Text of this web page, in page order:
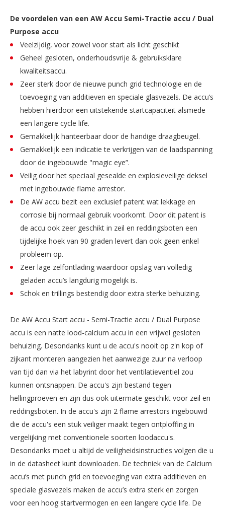
De voordelen van een AW Accu Semi-Tractie accu / Dual
Purpose accu
Veelzijdig, voor zowel voor start als licht geschikt
Geheel gesloten, onderhoudsvrije & gebruiksklare
kwaliteitsaccu.
Zeer sterk door de nieuwe punch grid technologie en de
toevoeging van additieven en speciale glasvezels. De accu’s
hebben hierdoor een uitstekende startcapaciteit alsmede
een langere cycle life.
Gemakkelijk hanteerbaar door de handige draagbeugel.
Gemakkelijk een indicatie te verkrijgen van de laadspanning
door de ingebouwde "magic eye”.
Veilig door het speciaal gesealde en explosieveilige deksel
met ingebouwde flame arrestor.
De AW accu bezit een exclusief patent wat lekkage en
corrosie bij normaal gebruik voorkomt. Door dit patent is
de accu ook zeer geschikt in zeil en reddingsboten een
tijdelijke hoek van 90 graden levert dan ook geen enkel
probleem op.
Zeer lage zelfontlading waardoor opslag van volledig
geladen accu’s langdurig mogelijk is.
Schok en trillings bestendig door extra sterke behuizing.
De AW Accu Start accu - Semi-Tractie accu / Dual Purpose
accu is een natte lood-calcium accu in een vrijwel gesloten
behuizing. Desondanks kunt u de accu's nooit op z'n kop of
zijkant monteren aangezien het aanwezige zuur na verloop
van tijd dan via het labyrint door het ventilatieventiel zou
kunnen ontsnappen. De accu's zijn bestand tegen
hellingproeven en zijn dus ook uitermate geschikt voor zeil en
reddingsboten. In de accu's zijn 2 flame arrestors ingebouwd
die de accu's een stuk veiliger maakt tegen ontploffing in
vergelijking met conventionele soorten loodaccu's.
Desondanks moet u altijd de veiligheidsinstructies volgen die u
in de datasheet kunt downloaden. De techniek van de Calcium
accu’s met punch grid en toevoeging van extra additieven en
speciale glasvezels maken de accu’s extra sterk en zorgen
voor een hoog startvermogen en een langere cycle life. De